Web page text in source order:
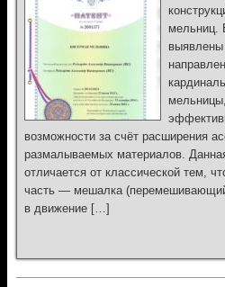
мельниц.
выявлены
возможности за счёт расширения
размалываемых материалов.
отличается от классической тем,
часть — мешалка
в движение […]